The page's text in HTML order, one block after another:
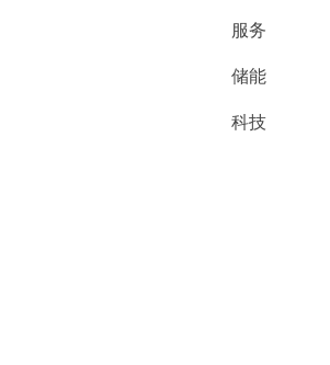
服务
储能
科技